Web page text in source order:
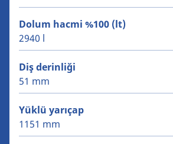
Dolum hacmi %100 (lt)
2940 l
Diş derinliği
51 mm
Yüklü yarıçap
1151 mm